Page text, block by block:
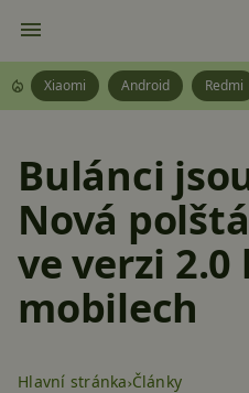
Xiaomi Android Redmi
Bulánci
Nová
ve verzi 2.0
mobilech
Hlavní stránka Články